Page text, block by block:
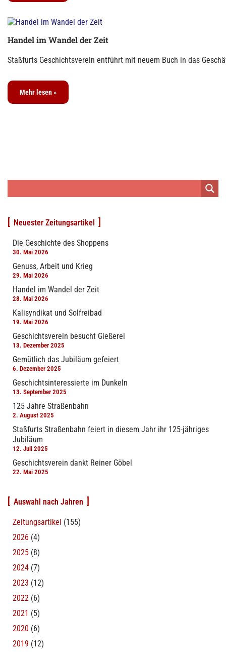
Handel im Wandel der Zeit
Staßfurts Geschichtsverein entführt mit neuem Buch in das
Mehr lesen »
Neuester Zeitungsartikel
Die Geschichte des Shoppens
30. Mai 2026
Genuss, Arbeit und Krieg
29. Mai 2026
Handel im Wandel der Zeit
28. Mai 2026
Kalisyndikat und Solfreibad
19. Mai 2026
Geschichtsverein besucht Gießerei
13. Dezember 2025
Gemütlich das Jubiläum gefeiert
6. Dezember 2025
Geschichtsinteressierte im Dunkeln
13. September 2025
125 Jahre Straßenbahn
2. August 2025
Staßfurts Straßenbahn feiert in diesem Jahr ihr 125-jähriges
Jubiläum
12. Juli 2025
Geschichtsverein dankt Reiner Göbel
22. Mai 2025
Auswahl nach Jahren
Zeitungsartikel (155)
2026 (4)
2025 (8)
2024 (7)
2023 (12)
2022 (6)
2021 (5)
2020 (6)
2019 (12)